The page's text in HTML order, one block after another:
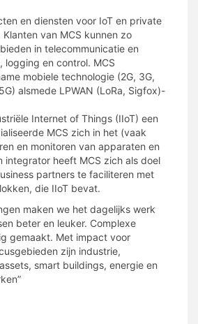
en diensten voor IoT en private
van MCS kunnen zo
in telecommunicatie en
logging en control. MCS
mobiele technologie (2G, 3G,
alsmede LPWAN (LoRa, Sigfox)-
Internet of Things (IIoT) een
MCS zich in het (vaak
en monitoren van apparaten en
integrator heeft MCS zich als doel
partners te faciliteren met
die IIoT bevat.
maken we het dagelijks werk
beter en leuker. Complexe
gemaakt. Met impact voor
zijn industrie,
smart buildings, energie en